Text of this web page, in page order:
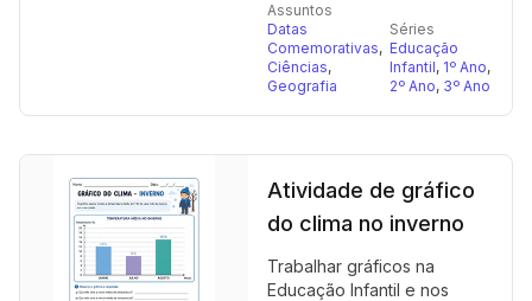
Assuntos
Datas
Comemorativas,
Ciências,
Geografia
Séries
Educação
Infantil, 1º Ano,
2º Ano, 3º Ano
Atividade de gráfico
do clima no inverno
Trabalhar gráficos na
Educação Infantil e nos